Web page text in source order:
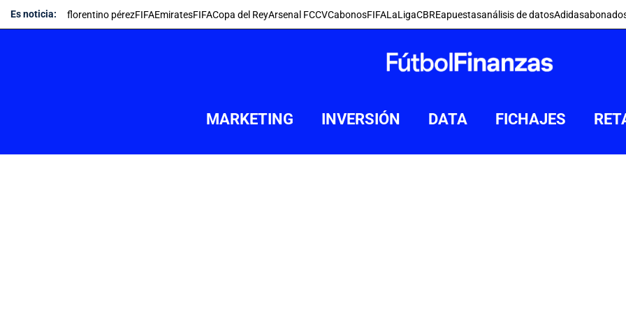
Saltar
al
Es noticia: florentino pérezFIFAEmiratesFIFACopa del ReyArsenal FCCVCabonosFIFALaLigaCBREapuestasanálisis de datosAdidas
MARKETING INVERSIÓN DATA FICHAJES